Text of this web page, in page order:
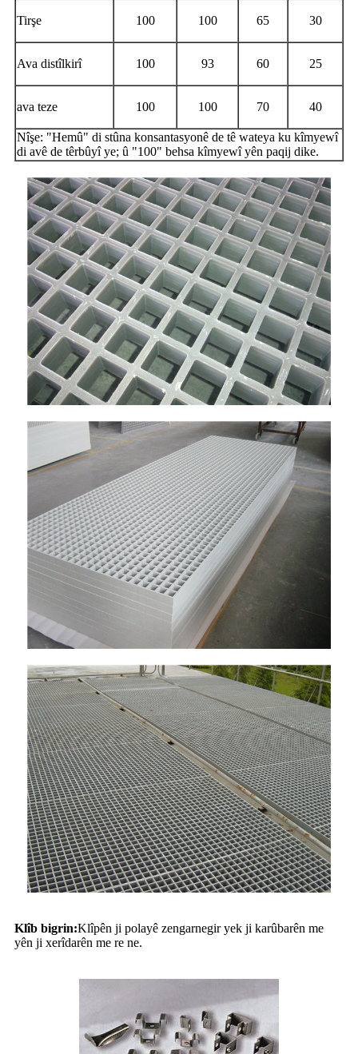
Tirşe 100 100 65 30
Ava distîlkirî 100 93 60 25
ava teze 100 100 70 40
Nîşe: "Hemû" di stûna konsantasyonê de tê wateya ku kîmyewî
di avê de têrbûyî ye; û "100" behsa kîmyewî yên paqij dike.
Klîb bigrin:Klîpên ji polayê zengarnegir yek ji karûbarên me
yên ji xerîdarên me re ne.